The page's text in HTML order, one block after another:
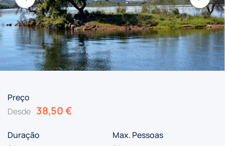
Preço
Desde 38,50€
Duração
Max. Pessoas